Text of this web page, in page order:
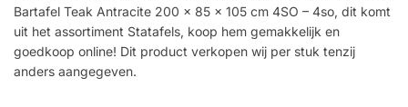
Bartafel Teak Antracite 200 x 85 x 105 cm 4SO – 4so, dit komt
uit het assortiment Statafels, koop hem gemakkelijk en
goedkoop online! Dit product verkopen wij per stuk tenzij
anders aangegeven.